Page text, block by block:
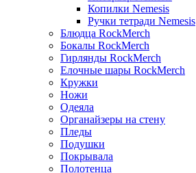
Копилки Nemesis
Ручки тетради Nemesis
Блюдца RockMerch
Бокалы RockMerch
Гирлянды RockMerch
Елочные шары RockMerch
Кружки
Ножи
Одеяла
Органайзеры на стену
Пледы
Подушки
Покрывала
Полотенца